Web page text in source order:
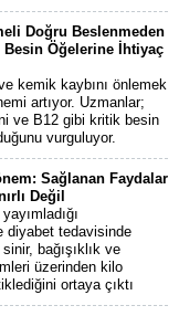
Doğru Beslenmeden
Öğelerine İhtiyaç
kemik kaybını önlemek
artıyor. Uzmanlar;
ve B12 gibi kritik besin
vurguluyor.
Sağlanan Faydalar
Değil
diyabet tedavisinde
bağışıklık ve
üzerinden kilo
ortaya çıktı